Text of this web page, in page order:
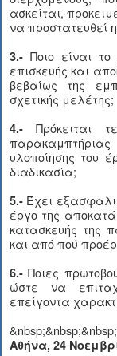
ασκείται,
να προστατευθεί
3.- Ποιο είναι
επισκευής και
βεβαίως της
σχετικής μελέτης;
4.-Πρόκειται
υλοποίησης του
διαδικασία;
5.- Έχει
έργο της
κατασκευής της
και από πού
6.-Ποιες
ώστε να
επείγοντα
Αθήνα, 24